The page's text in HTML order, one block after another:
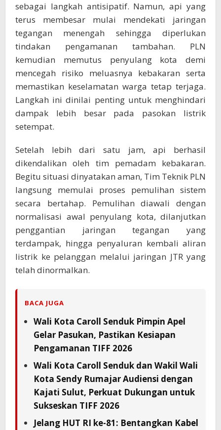
sebagai langkah antisipatif. Namun, api yang
terus membesar mulai mendekati jaringan
tegangan menengah sehingga diperlukan
tindakan pengamanan tambahan. PLN
kemudian memutus penyulang kota demi
mencegah risiko meluasnya kebakaran serta
memastikan keselamatan warga tetap terjaga.
Langkah ini dinilai penting untuk menghindari
dampak lebih besar pada pasokan listrik
setempat.
Setelah lebih dari satu jam, api berhasil
dikendalikan oleh tim pemadam kebakaran.
Begitu situasi dinyatakan aman, Tim Teknik PLN
langsung memulai proses pemulihan sistem
secara bertahap. Pemulihan diawali dengan
normalisasi awal penyulang kota, dilanjutkan
penggantian jaringan tegangan yang
terdampak, hingga penyaluran kembali aliran
listrik ke pelanggan melalui jaringan JTR yang
telah dinormalkan.
BACA JUGA
Wali Kota Caroll Senduk Pimpin Apel
Gelar Pasukan, Pastikan Kesiapan
Pengamanan TIFF 2026
Wali Kota Caroll Senduk dan Wakil Wali
Kota Sendy Rumajar Audiensi dengan
Kajati Sulut, Perkuat Dukungan untuk
Sukseskan TIFF 2026
Jelang HUT RI ke-81: Bentangkan Kabel